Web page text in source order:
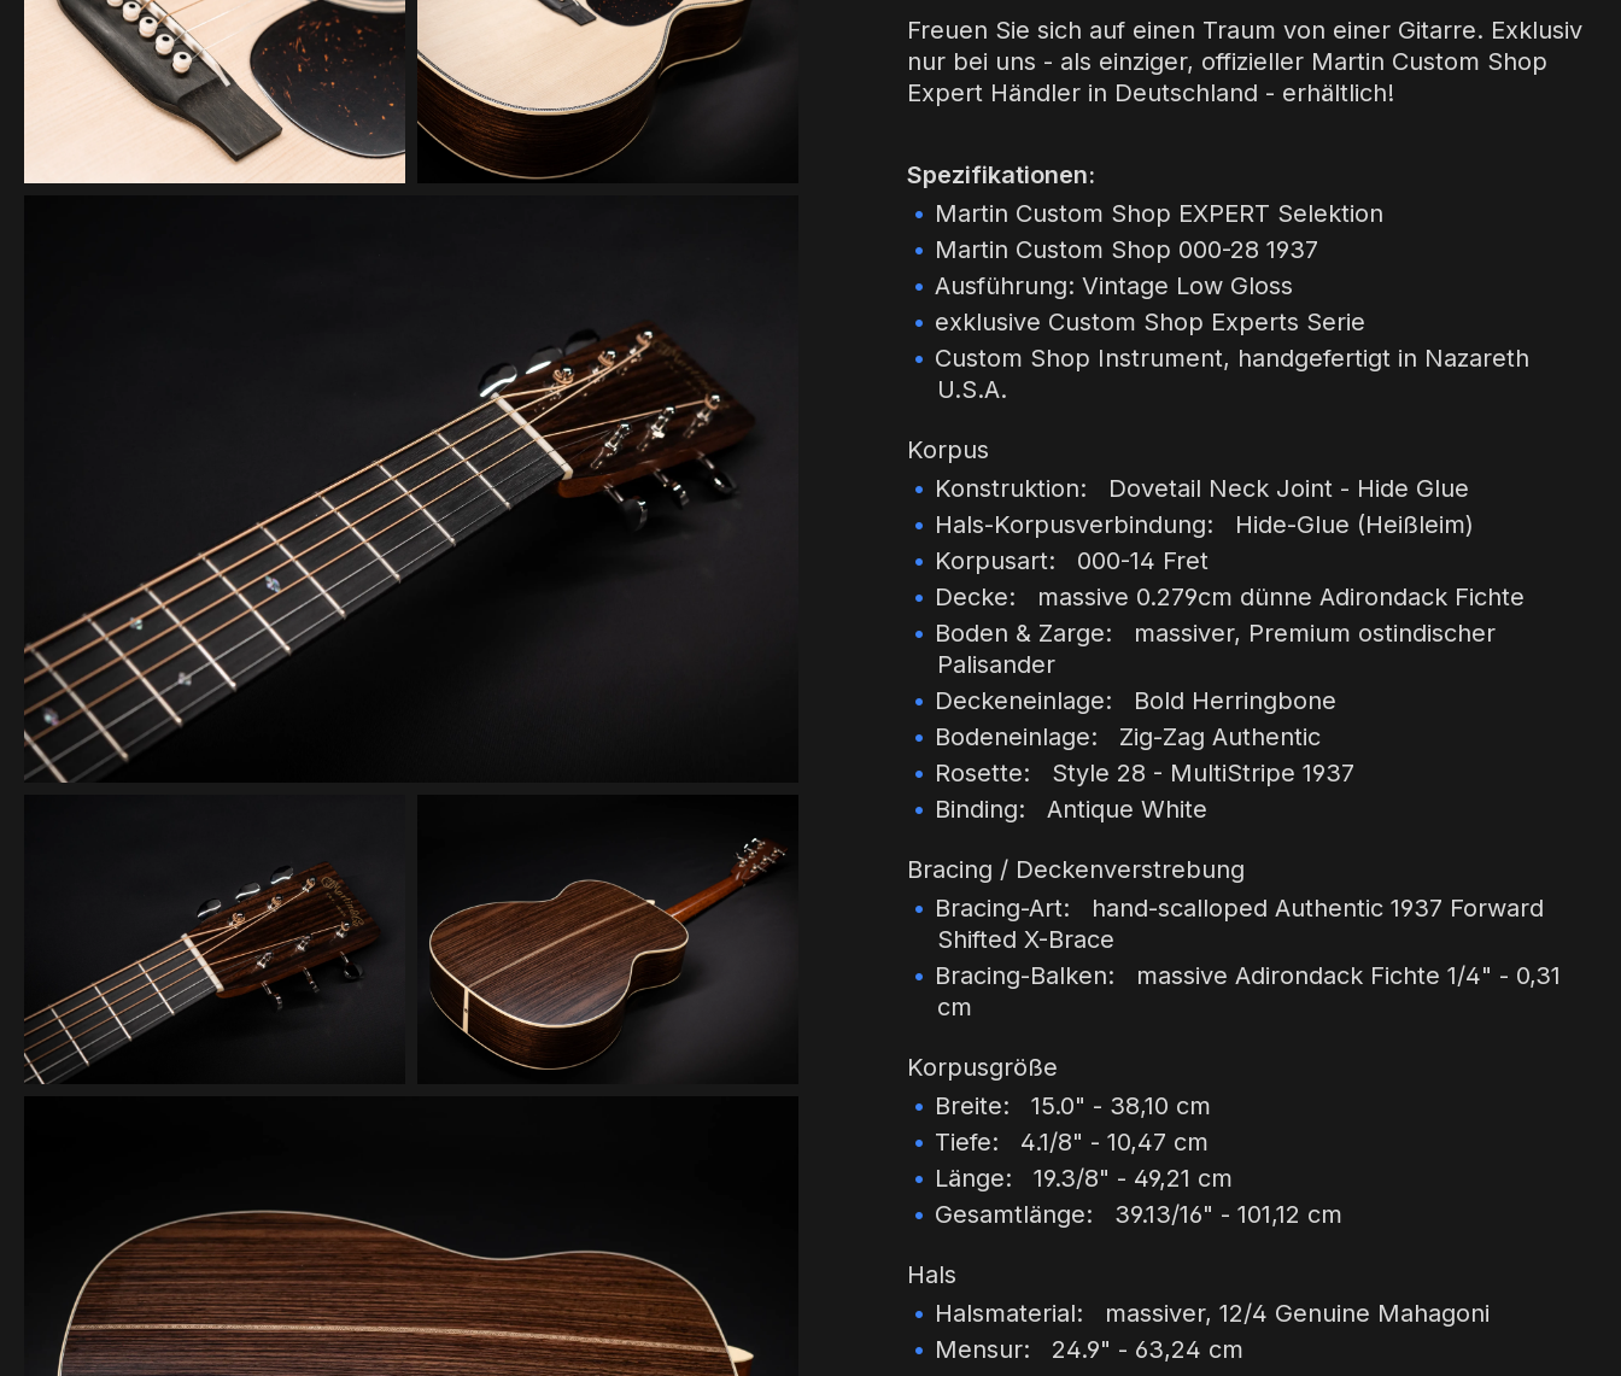
Freuen Sie sich auf einen Traum von einer Gitarre. Exklusiv
nur bei uns - als einziger, offizieller Martin Custom Shop
Expert Händler in Deutschland - erhältlich!
Spezifikationen:
Martin Custom Shop EXPERT Selektion
Martin Custom Shop 000-28 1937
Ausführung: Vintage Low Gloss
exklusive Custom Shop Experts Serie
Custom Shop Instrument, handgefertigt in Nazareth
U.S.A.
Korpus
Konstruktion: Dovetail Neck Joint - Hide Glue
Hals-Korpusverbindung: Hide-Glue (Heißleim)
Korpusart: 000-14 Fret
Decke: massive 0.279cm dünne Adirondack Fichte
Boden & Zarge: massiver, Premium ostindischer
Palisander
Deckeneinlage: Bold Herringbone
Bodeneinlage: Zig-Zag Authentic
Rosette: Style 28 - MultiStripe 1937
Binding: Antique White
Bracing / Deckenverstrebung
Bracing-Art: hand-scalloped Authentic 1937 Forward
Shifted X-Brace
Bracing-Balken: massive Adirondack Fichte 1/4" - 0,31
cm
Korpusgröße
Breite: 15.0" - 38,10 cm
Tiefe: 4.1/8" - 10,47 cm
Länge: 19.3/8" - 49,21 cm
Gesamtlänge: 39.13/16" - 101,12 cm
Hals
Halsmaterial: massiver, 12/4 Genuine Mahagoni
Mensur: 24.9" - 63,24 cm